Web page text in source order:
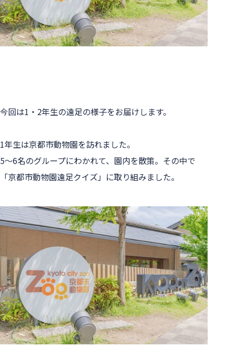
今回は1・2年生の遠足の様子をお届けします。
1年生は京都市動物園を訪れました。
5～6名のグループにわかれて、園内を散策。その中で
「京都市動物園遠足クイズ」に取り組みました。